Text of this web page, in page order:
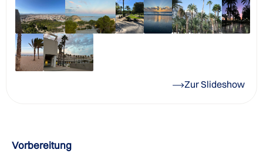
Zur Slideshow
Vorbereitung